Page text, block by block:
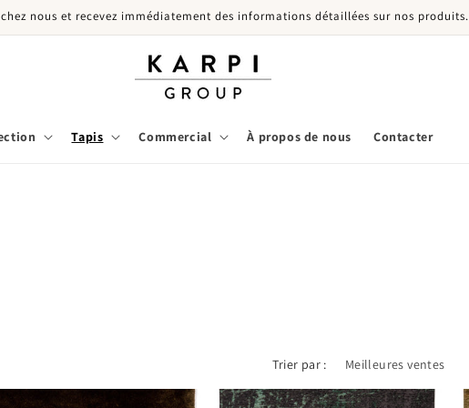
nous et recevez immédiatement des informations détaillées sur nos produits.
Tapis Commercial À propos de nous Contacter
Trier par :